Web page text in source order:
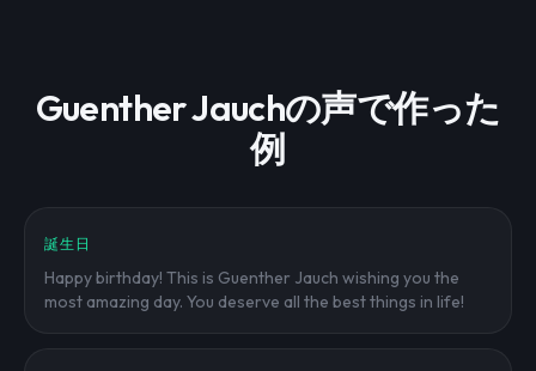
Guenther Jauchの声で作った
例
誕生日
Happy birthday! This is Guenther Jauch wishing you the
most amazing day. You deserve all the best things in life!